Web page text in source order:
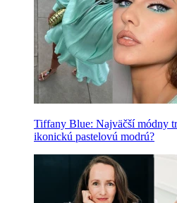
Tiffany Blue: Najväčší módny
ikonickú pastelovú modrú?